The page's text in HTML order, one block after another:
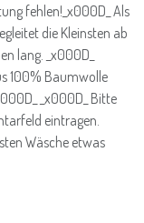
fehlen!_x000D_ Als
die Kleinsten ab
lang. _x000D_
100% Baumwolle
_x000D_ Bitte
eintragen.
Wäsche etwas